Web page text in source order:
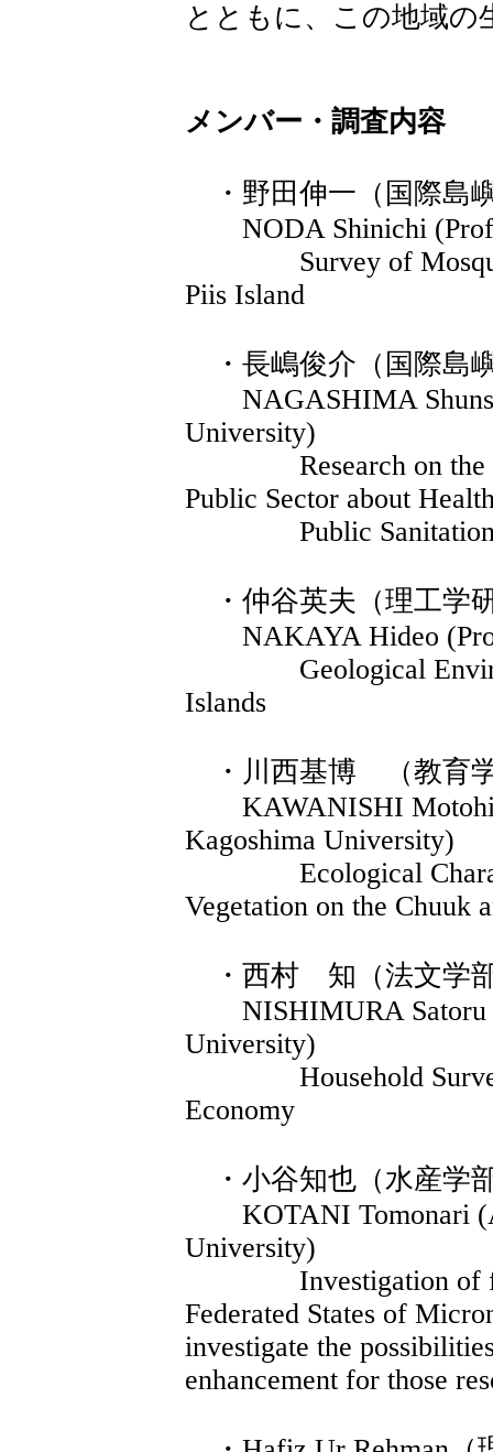
とともに、この地域の
メンバー・調査内容
・野田伸一（国際島
NODA Shinichi
Survey of Mosquito
Piis Island
・長嶋俊介（国際島
NAGASHIMA
University)
Research on the
Public Sector about
Public Sanitation
・仲谷英夫（理工学
NAKAYA Hideo
Geological
Islands
・川西基博 （教育
KAWANISHI
Kagoshima University)
Ecological
Vegetation on the Chuuk
・西村 知（法文学
NISHIMURA Satoru
University)
Household Survey
Economy
・小谷知也（水産学
KOTANI Tomonari
University)
Investigation of
Federated States of
investigate the
enhancement for those